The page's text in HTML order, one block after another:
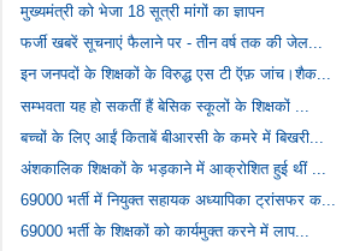
मुख्यमंत्री को भेजा 18 सूत्री मांगों का ज्ञापन
फर्जी खबरें सूचनाएं फैलाने पर - तीन वर्ष तक की जेल...
इन जनपदों के शिक्षकों के विरुद्ध एस टी ऍफ़ जांच।शैक...
सम्भवता यह हो सकतीं हैं बेसिक स्कूलों के शिक्षकों ...
बच्चों के लिए आईं किताबें बीआरसी के कमरे में बिखरी...
अंशकालिक शिक्षकों के भड़काने में आक्रोशित हुई थीं ...
69000 भर्ती में नियुक्त सहायक अध्यापिका ट्रांसफर क...
69000 भर्ती के शिक्षकों को कार्यमुक्त करने में लाप...